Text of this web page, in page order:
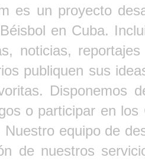
es un proyecto
en Cuba.
noticias,
publiquen sus
Disponemos
o participar en
Nuestro equipo de
de nuestros